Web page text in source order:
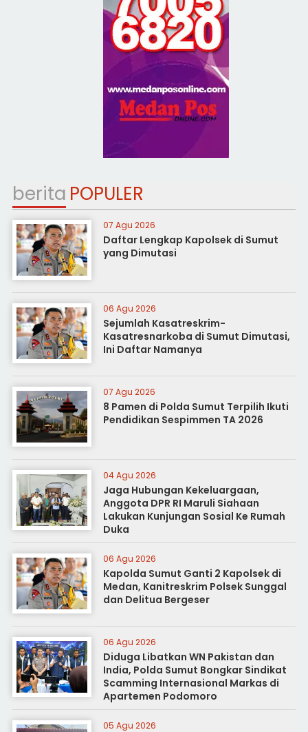
berita POPULER
07 Agu 2026
Daftar Lengkap Kapolsek di Sumut
yang Dimutasi
06 Agu 2026
Sejumlah Kasatreskrim-
Kasatresnarkoba di Sumut Dimutasi,
Ini Daftar Namanya
07 Agu 2026
8 Pamen di Polda Sumut Terpilih Ikuti
Pendidikan Sespimmen TA 2026
04 Agu 2026
Jaga Hubungan Kekeluargaan,
Anggota DPR RI Maruli Siahaan
Lakukan Kunjungan Sosial Ke Rumah
Duka
06 Agu 2026
Kapolda Sumut Ganti 2 Kapolsek di
Medan, Kanitreskrim Polsek Sunggal
dan Delitua Bergeser
06 Agu 2026
Diduga Libatkan WN Pakistan dan
India, Polda Sumut Bongkar Sindikat
Scamming Internasional Markas di
Apartemen Podomoro
05 Agu 2026